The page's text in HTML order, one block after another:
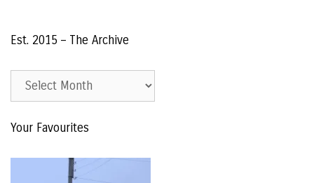
Est. 2015 – The Archive
Est.
The
Your Favourites